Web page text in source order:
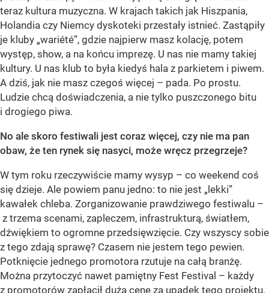
teraz kultura muzyczna. W krajach takich jak Hiszpania,
Holandia czy Niemcy dyskoteki przestały istnieć. Zastąpiły
je kluby „wariété”, gdzie najpierw masz kolację, potem
występ, show, a na końcu imprezę. U nas nie mamy takiej
kultury. U nas klub to była kiedyś hala z parkietem i piwem.
A dziś, jak nie masz czegoś więcej – pada. Po prostu.
Ludzie chcą doświadczenia, a nie tylko puszczonego bitu
i drogiego piwa.
No ale skoro festiwali jest coraz więcej, czy nie ma pan
obaw, że ten rynek się nasyci, może wręcz przegrzeje?
W tym roku rzeczywiście mamy wysyp – co weekend coś
się dzieje. Ale powiem panu jedno: to nie jest „lekki”
kawałek chleba. Zorganizowanie prawdziwego festiwalu –
z trzema scenami, zapleczem, infrastrukturą, światłem,
dźwiękiem to ogromne przedsięwzięcie. Czy wszyscy sobie
z tego zdają sprawę? Czasem nie jestem tego pewien.
Potknięcie jednego promotora rzutuje na całą branżę.
Można przytoczyć nawet pamiętny Fest Festival – każdy
z promotorów zapłacił dużą cenę za upadek tego projektu.